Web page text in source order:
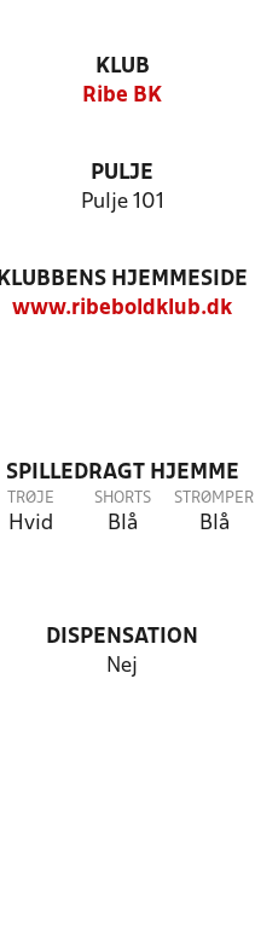
KLUB
Ribe BK
PULJE
Pulje 101
KLUBBENS HJEMMESIDE
www.ribeboldklub.dk
SPILLEDRAGT HJEMME
TRØJE
Hvid
SHORTS
Blå
STRØMPER
Blå
DISPENSATION
Nej